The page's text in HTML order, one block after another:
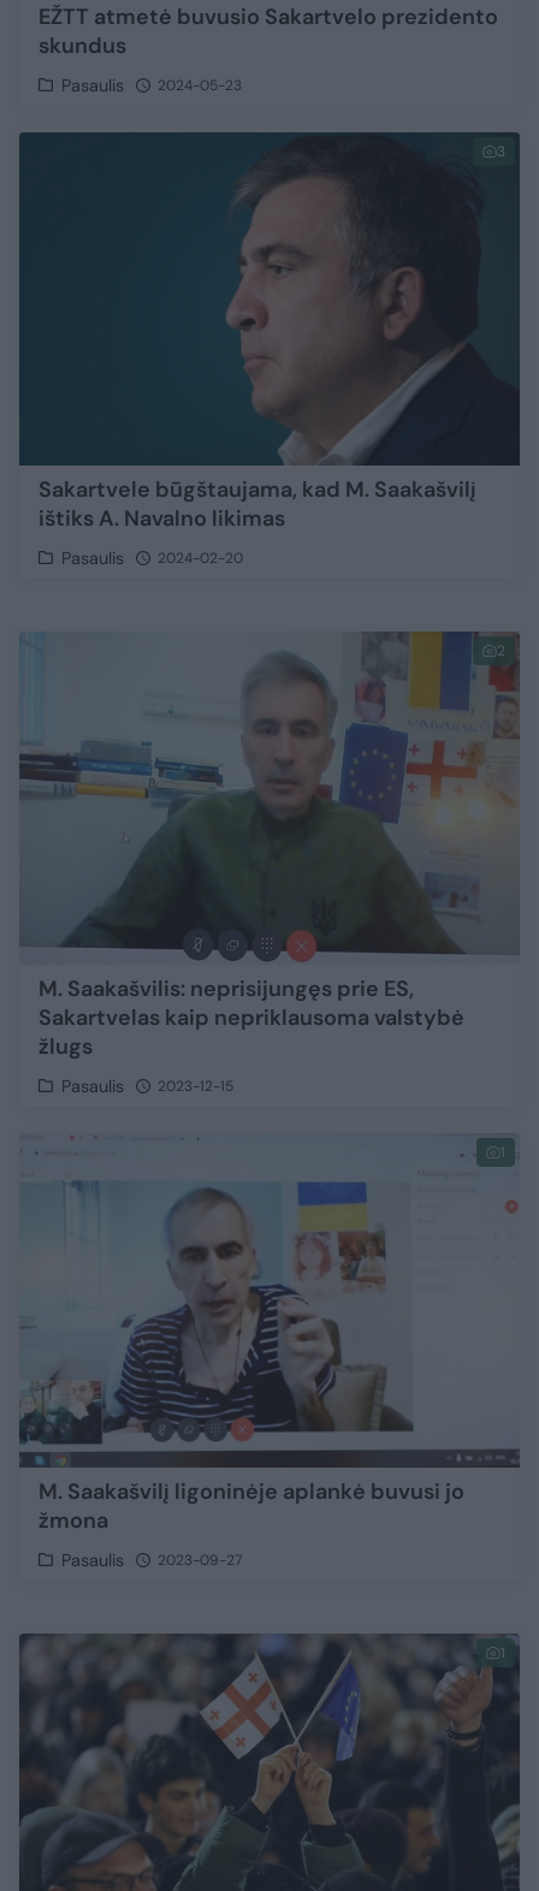
EŽTT atmetė buvusio Sakartvelo prezidento
skundus
Pasaulis 2024-05-23
3
Sakartvele būgštaujama, kad M. Saakašvilį
ištiks A. Navalno likimas
Pasaulis 2024-02-20
2
M. Saakašvilis: neprisijungęs prie ES,
Sakartvelas kaip nepriklausoma valstybė
žlugs
Pasaulis 2023-12-15
1
M. Saakašvilį ligoninėje aplankė buvusi jo
žmona
Pasaulis 2023-09-27
1